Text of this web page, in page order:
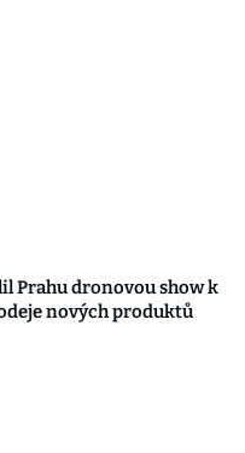
Prahu dronovou show k
nových produktů